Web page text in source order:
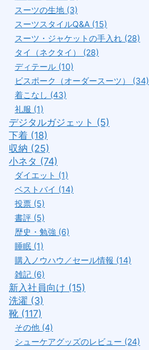
スーツの生地 (3)
スーツスタイルQ&A (15)
スーツ・ジャケットの手入れ (28)
タイ（ネクタイ） (28)
ディテール (10)
ビスポーク（オーダースーツ） (34)
着こなし (43)
礼服 (1)
デジタルガジェット (5)
下着 (18)
収納 (25)
小ネタ (74)
ダイエット (1)
ベストバイ (14)
投票 (5)
書評 (5)
歴史・勉強 (6)
睡眠 (1)
購入ノウハウ／セール情報 (14)
雑記 (6)
新入社員向け (15)
洗濯 (3)
靴 (117)
その他 (4)
シューケアグッズのレビュー (24)